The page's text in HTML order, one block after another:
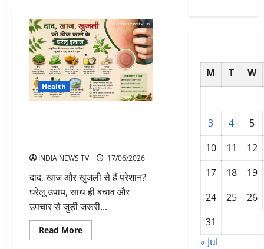
Health
INDIA NEWS TV 17/06/2026
दाद, खाज और खुजली से हैं परेशान?
घरेलू उपाय, साथ ही बचाव और
उपचार से जुड़ी जरूरी...
Read MoreRead
more
M T W
3 4
5
10
11
12
17
18
19
24
25
26
31
« Jul